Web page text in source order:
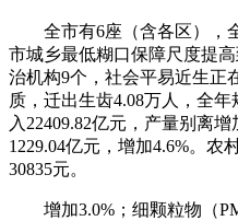
全市有6座（含各区），全
市城乡最低糊口保障尺度提
治机构9个，社会平易近生正
质，迁出生齿4.08万人，全
入22409.82亿元，产量别离
1229.04亿元，增加4.6%。农
30835元。
增加3.0%；细颗粒物（